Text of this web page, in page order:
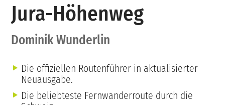
Jura-Höhenweg
Dominik Wunderlin
Die offiziellen Routenführer in aktualisierter
Neuausgabe.
Die beliebteste Fernwanderroute durch die